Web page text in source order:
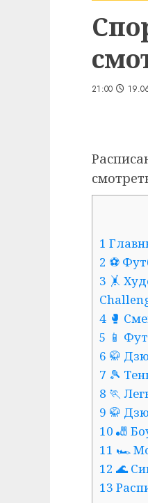
21:00
1
2 ⚽
3 🤸
4 🥊
5 📱
6 🥋
7 🎾
8 🏃
9 🥋
10 🎳
11 🏎️
12 🌊
13